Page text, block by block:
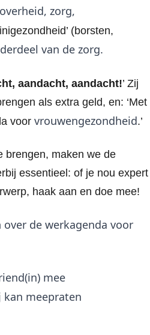
zorg,
(borsten,
van de zorg.
aandacht, aandacht!’ Zij
als extra geld, en: ‘Met
voor vrouwengezondheid.’
brengen, maken we de
essentieel: of je nou expert
haak aan en doe mee!
de werkagenda voor
mee
meepraten